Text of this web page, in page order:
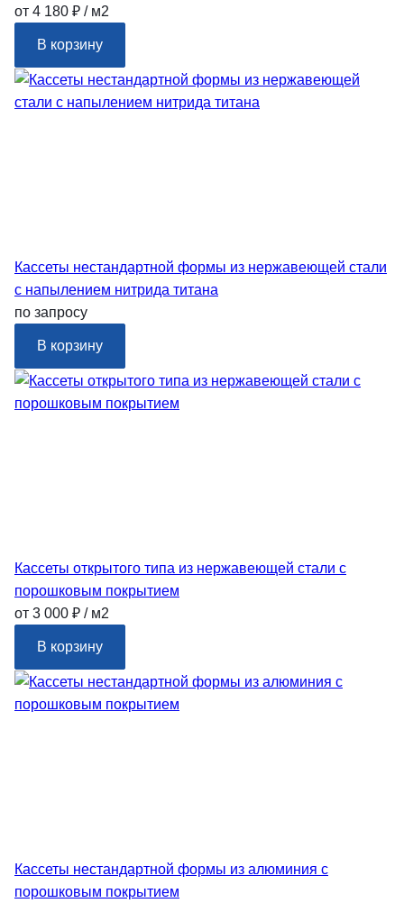
от 4 180 ₽ / м2
В корзину
Кассеты нестандартной формы из нержавеющей стали
с напылением нитрида титана
по запросу
В корзину
Кассеты открытого типа из нержавеющей стали с
порошковым покрытием
от 3 000 ₽ / м2
В корзину
Кассеты нестандартной формы из алюминия с
порошковым покрытием